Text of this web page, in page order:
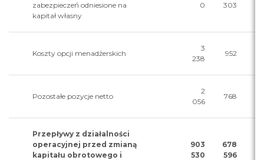
zabezpieczeń odniesione na
kapitał własny
0 303
Koszty opcji menadżerskich
3
238
952
Pozostałe pozycje netto
2
056
768
Przepływy z działalności
operacyjnej przed zmianą
kapitału obrotowego i
903
530
678
596